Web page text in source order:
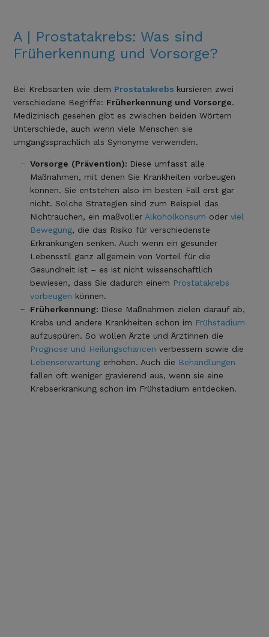
A | Prostatakrebs: Was sind
Früherkennung und Vorsorge?
Bei Krebsarten wie dem Prostatakrebs kursieren zwei
verschiedene Begriffe: Früherkennung und Vorsorge.
Medizinisch gesehen gibt es zwischen beiden Wörtern
Unterschiede, auch wenn viele Menschen sie
umgangssprachlich als Synonyme verwenden.
Vorsorge (Prävention): Diese umfasst alle
Maßnahmen, mit denen Sie Krankheiten vorbeugen
können. Sie entstehen also im besten Fall erst gar
nicht. Solche Strategien sind zum Beispiel das
Nichtrauchen, ein maßvollerAlkoholkonsum oderviel
Bewegung, die das Risiko für verschiedenste
Erkrankungen senken. Auch wenn ein gesunder
Lebensstil ganz allgemein von Vorteil für die
Gesundheit ist – es ist nicht wissenschaftlich
bewiesen, dass Sie dadurch einem Prostatakrebs
vorbeugen können.
Früherkennung: Diese Maßnahmen zielen darauf ab,
Krebs und andere Krankheiten schon im Frühstadium
aufzuspüren. So wollen Ärzte und Ärztinnen die
Prognose und Heilungschancen verbessern sowie die
Lebenserwartung erhöhen. Auch die Behandlungen
fallen oft weniger gravierend aus, wenn sie eine
Krebserkrankung schon im Frühstadium entdecken.